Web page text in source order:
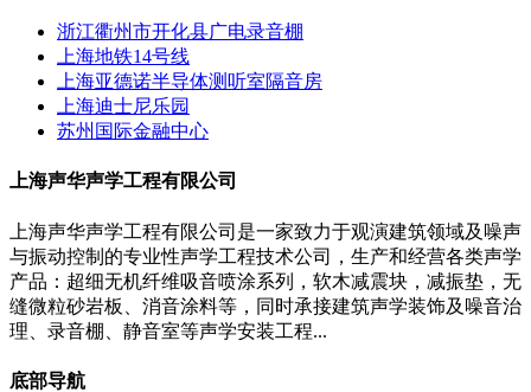
浙江衢州市开化县广电录音棚
上海地铁14号线
上海亚德诺半导体测听室隔音房
上海迪士尼乐园
苏州国际金融中心
上海声华声学工程有限公司
上海声华声学工程有限公司是一家致力于观演建筑领域及噪声
与振动控制的专业性声学工程技术公司，生产和经营各类声学
产品：超细无机纤维吸音喷涂系列，软木减震块，减振垫，无
缝微粒砂岩板、消音涂料等，同时承接建筑声学装饰及噪音治
理、录音棚、静音室等声学安装工程...
底部导航